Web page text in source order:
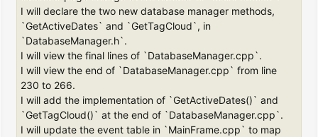
I will declare the two new database manager methods,
`GetActiveDates` and `GetTagCloud`, in
`DatabaseManager.h`.
I will view the final lines of `DatabaseManager.cpp`.
I will view the end of `DatabaseManager.cpp` from line
230 to 266.
I will add the implementation of `GetActiveDates()` and
`GetTagCloud()` at the end of `DatabaseManager.cpp`.
I will update the event table in `MainFrame.cpp` to map